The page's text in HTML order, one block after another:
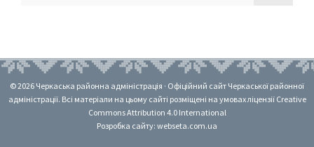
© 2026 Черкаська районна адміністрація · Офіційний сайт Черкаської районної
адміністрації. Всі матеріали на цьому сайті розміщені на умовах ліцензії Creative
Commons Attribution 4.0 International
Розробка сайту: webseta.com.ua